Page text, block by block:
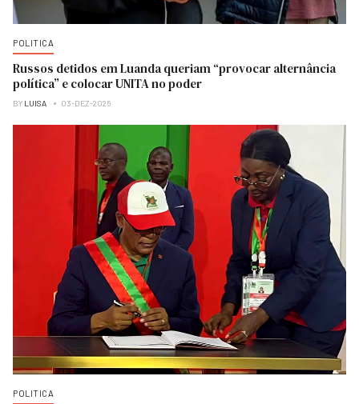
POLITICA
Russos detidos em Luanda queriam “provocar alternância
política” e colocar UNITA no poder
BY LUISA 03-DEZ-2025
POLITICA